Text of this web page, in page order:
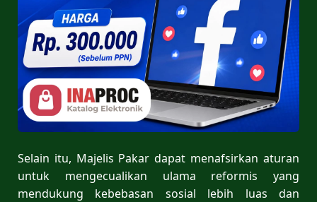
Selain itu, Majelis Pakar dapat menafsirkan aturan
untuk mengecualikan ulama reformis yang
mendukung kebebasan sosial lebih luas dan